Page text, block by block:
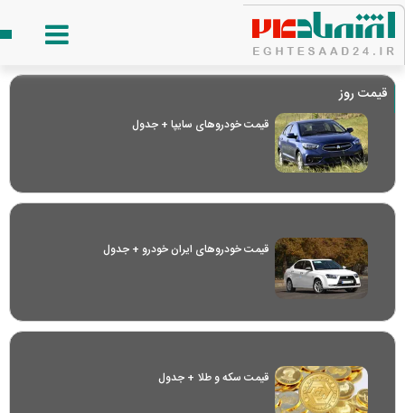
قیمت روز
قیمت خودرو‌های سایپا + جدول
قیمت خودرو‌های ایران خودرو + جدول
قیمت سکه و طلا + جدول